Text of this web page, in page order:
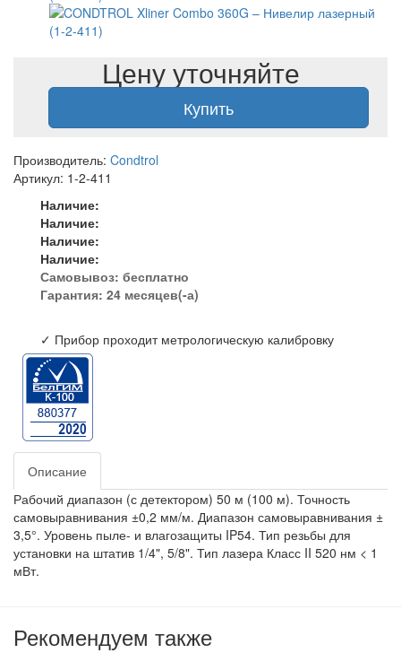
Цену уточняйте
Купить
Производитель: Condtrol
Артикул: 1-2-411
Наличие:
Наличие:
Наличие:
Наличие:
Самовывоз: бесплатно
Гарантия: 24 месяцев(-а)
✓ Прибор проходит метрологическую калибровку
Описание
Рабочий диапазон (с детектором) 50 м (100 м). Точность
самовыравнивания ±0,2 мм/м. Диапазон самовыравнивания ±
3,5°. Уровень пыле- и влагозащиты IP54. Тип резьбы для
установки на штатив 1/4", 5/8". Тип лазера Класс II 520 нм < 1
мВт.
Рекомендуем также